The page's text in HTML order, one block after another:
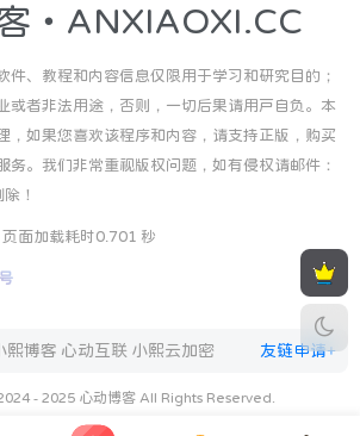
・ANXIAOXI.CC
件、教程和内容信息仅限用于学习和研究目的；
或者非法用途，否则，一切后果请用户自负。本
，如果您喜欢该程序和内容，请支持正版，购买
务。我们非常重视版权问题，如有侵权请邮件：
！
面加载耗时0.701 秒
熙博客 心动互联 小熙云加密 友链申请+
- 2025 心动博客All Rights Reserved.